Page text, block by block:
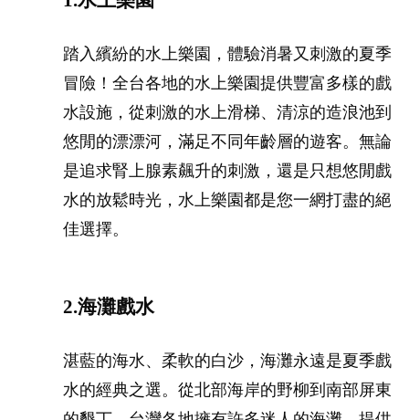
踏入繽紛的水上樂園，體驗消暑又刺激的夏季
冒險！全台各地的水上樂園提供豐富多樣的戲
水設施，從刺激的水上滑梯、清涼的造浪池到
悠閒的漂漂河，滿足不同年齡層的遊客。無論
是追求腎上腺素飆升的刺激，還是只想悠閒戲
水的放鬆時光，水上樂園都是您一網打盡的絕
佳選擇。
2.海灘戲水
湛藍的海水、柔軟的白沙，海灘永遠是夏季戲
水的經典之選。從北部海岸的野柳到南部屏東